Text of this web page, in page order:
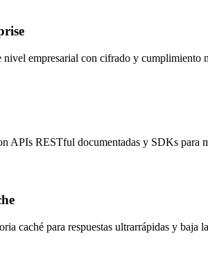
nivel empresarial con cifrado y cumplimiento
APIs RESTful documentadas y SDKs para
caché para respuestas ultrarrápidas y baja